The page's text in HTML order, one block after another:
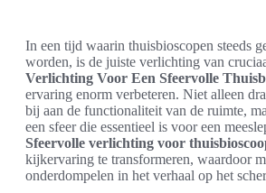
In een tijd waarin thuisbioscopen steeds
worden, is de juiste verlichting van
Verlichting Voor Een Sfeervolle
ervaring enorm verbeteren. Niet alleen
bij aan de functionaliteit van de ruimte,
een sfeer die essentieel is voor een
Sfeervolle verlichting voor
kijkervaring te transformeren, waardoor
onderdompelen in het verhaal op het